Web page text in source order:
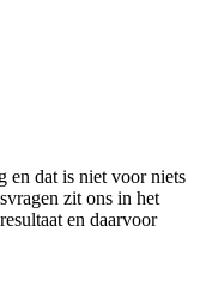
en dat is niet voor niets
zit ons in het
en daarvoor